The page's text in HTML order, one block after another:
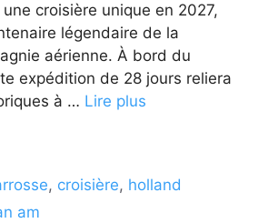
croisière unique en 2027,
légendaire de la
aérienne. À bord du
expédition de 28 jours reliera
à … Lire plus
, croisière, holland
am